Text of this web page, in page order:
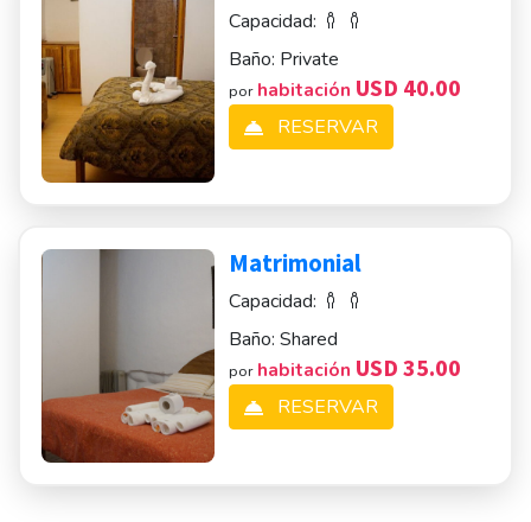
Capacidad:
Baño: Private
por habitación USD 40.00
RESERVAR
Matrimonial
Capacidad:
Baño:Shared
por habitación USD 35.00
RESERVAR